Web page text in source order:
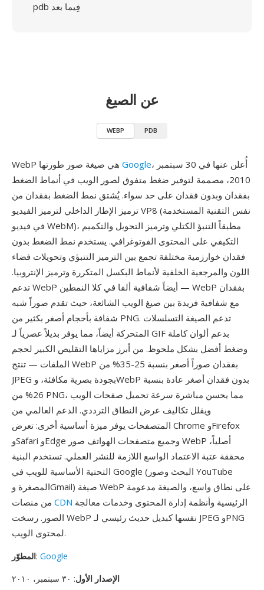
pdb فِيما بعد
عن الصيغ
WEBP PDB
Google، أُعلن عنها في 30 سبتمبر
2010، مصممة لتوفير ضغط متفوق لصور الويب في أنماط الضغط
بفقدان وبدون فقدان على حد سواء. يُشتق نمط الضغط بفقدان من
ترميز الإطار الداخلي لترميز الفيديو VP8 (نفس التقنية المستخدمة
في فيديو WebM)، مطبقاً التنبؤ الكتلي وترميز التحويل والتكميم
التكيفي على المحتوى الفوتوغرافي. يستخدم نمط الضغط بدون
فقدان خوارزمية مختلفة تجمع بين الترميز التنبؤي وتحويلات فضاء
اللون والمرجعية الخلفية لأنماط البكسل المتكررة وترميز الإنتروبيا.
تدعم WebP أيضاً شفافية ألفا في كلا النمطين — WebP بفقدان
مع شفافية فريدة بين صيغ الويب الشائعة، حيث تقدم صوراً شبه
شفافة بأحجام أصغر بكثير من PNG. تدعم الصيغة التسلسلات
المتحركة أيضاً، مما يوفر بديلاً عصرياً لـ GIF بدعم ألوان كاملة
وضغط أفضل بشكل ملحوظ. من أبرز مزاياها التقليص الكبير لحجم
الملفات — تنتج WebP بفقدان صوراً أصغر بنسبة 25-35% من
JPEG بجودة بصرية مكافئة، وWebP بدون فقدان أصغر عادة بنسبة
26% من PNG، مما يحسن مباشرة سرعة تحميل صفحات الويب
ويقلل تكاليف عرض النطاق الترددي. الدعم العالمي من
المتصفحات يوفر ميزة أساسية أخرى: تعرض Chrome وFirefox
وSafari وEdge وجميع متصفحات الهواتف صور WebP أصلياً،
محققة عتبة الاعتماد الواسع اللازمة للنشر العملي. تستخدم البنية
التحتية الأساسية للويب في Google (البحث وصور YouTube
المصغرة وGmail) صيغة WebP على نطاق واسع، والصيغة مدعومة
CDN
الصور. رسخت WebP نفسها كبديل حديث رئيسي لـ JPEG وPNG
لمحتوى الويب.
المطوّر: Google
الإصدار الأول: ٣٠ سبتمبر، ٢٠١٠